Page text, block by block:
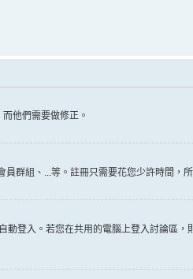
他們需要做修正。
群組、...等。註冊只需要花您少許時間，
登入。若您在共用的電腦上登入討論區，